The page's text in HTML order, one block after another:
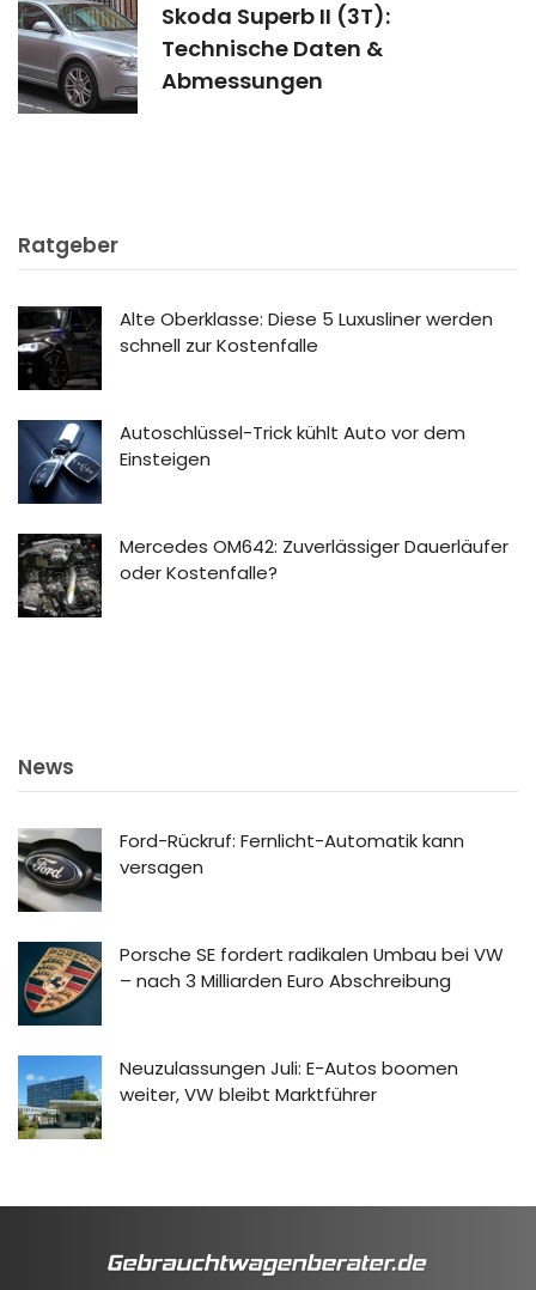
Skoda Superb II (3T):
Technische Daten &
Abmessungen
Ratgeber
Alte Oberklasse: Diese 5 Luxusliner werden
schnell zur Kostenfalle
Autoschlüssel-Trick kühlt Auto vor dem
Einsteigen
Mercedes OM642: Zuverlässiger Dauerläufer
oder Kostenfalle?
News
Ford-Rückruf: Fernlicht-Automatik kann
versagen
Porsche SE fordert radikalen Umbau bei VW
– nach 3 Milliarden Euro Abschreibung
Neuzulassungen Juli: E-Autos boomen
weiter, VW bleibt Marktführer